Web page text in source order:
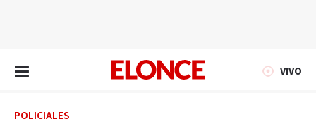
VIVO
POLICIALES